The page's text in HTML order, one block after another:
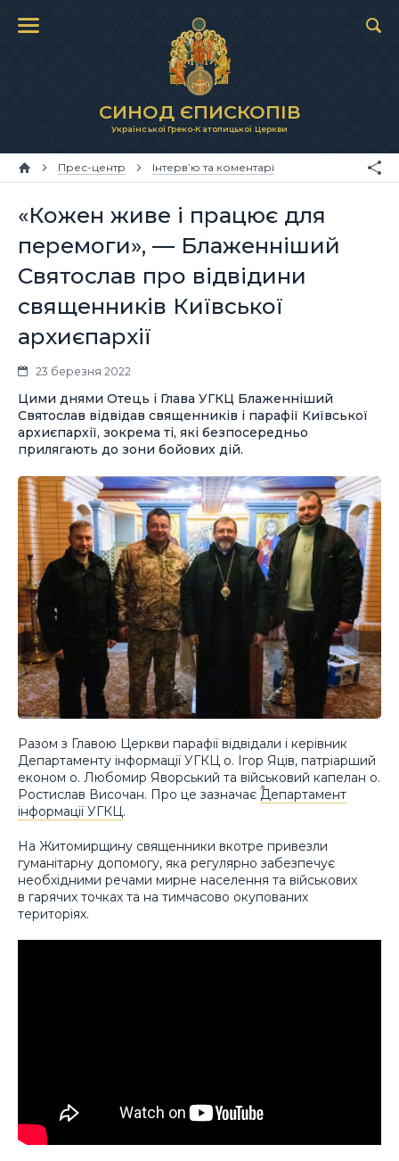
СИНОД ЄПИСКОПІВ
Української Греко-Католицької Церкви
Прес-центр Інтерв’ю та коментарі
«Кожен живе і працює для
перемоги», — Блаженніший
Святослав про відвідини
священників Київської
архиєпархії
23 березня 2022
Цими днями Отець і Глава УГКЦ Блаженніший
Святослав відвідав священників і парафії Київської
архиєпархії, зокрема ті, які безпосередньо
прилягають до зони бойових дій.
Разом з Главою Церкви парафії відвідали і керівник
Департаменту інформації УГКЦ о. Ігор Яців, патріарший
економ о. Любомир Яворський та військовий капелан о.
Ростислав Височан. Про це зазначаєДепартамент
інформації УГКЦ.
На Житомирщину священники вкотре привезли
гуманітарну допомогу, яка регулярно забезпечує
необхідними речами мирне населення та військових
в гарячих точках та на тимчасово окупованих
територіях.